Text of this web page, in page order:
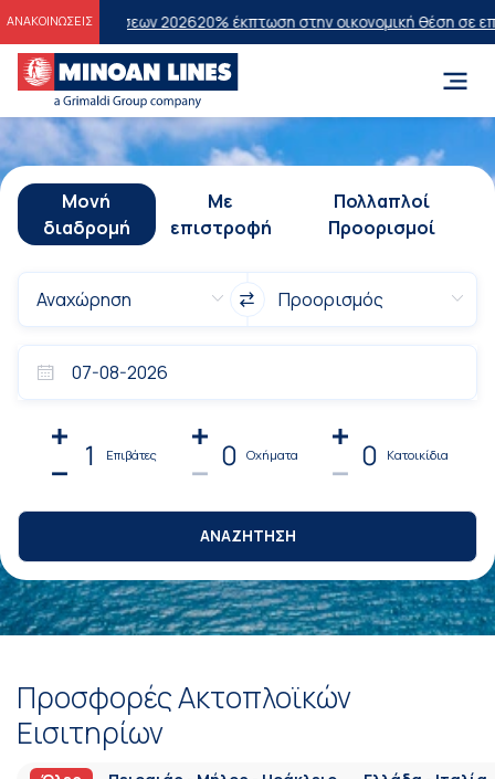
ΑΝΑΚΟΙΝΩΣΕΙΣ
2026 20% έκπτωση στην οικονομική θέση σε επιλεγμένα
Μονή
διαδρομή
Με
επιστροφή
Πολλαπλοί
Προορισμοί
1 Επιβάτες 0 Οχήματα 0 Κατοικίδια
ΑΝΑΖΗΤΗΣΗ
Προσφορές Ακτοπλοϊκών
Εισιτηρίων